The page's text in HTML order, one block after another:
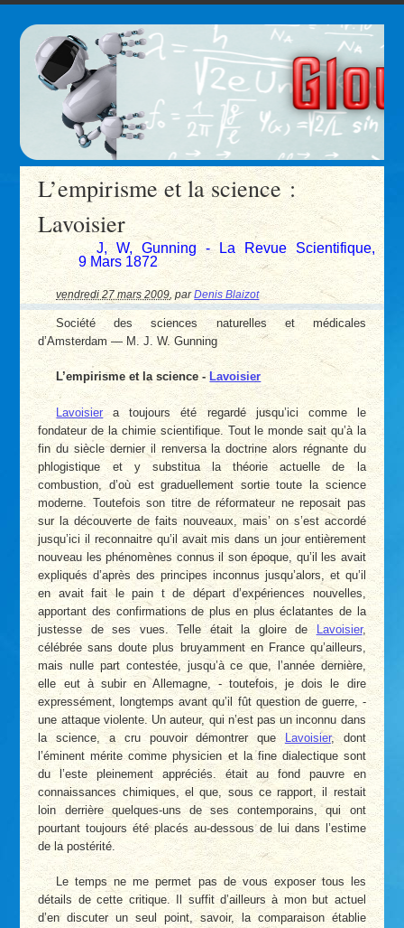
L’empirisme et la science :
Lavoisier
J, W, Gunning - La Revue Scientifique,
9 Mars 1872
vendredi 27 mars 2009 ,parDenis Blaizot
Société des sciences naturelles et médicales
d’Amsterdam — M. J. W. Gunning
L’empirisme et la science - Lavoisier
Lavoisier a toujours été regardé jusqu’ici comme le
fondateur de la chimie scientifique. Tout le monde sait qu’à la
fin du siècle dernier il renversa la doctrine alors régnante du
phlogistique et y substitua la théorie actuelle de la
combustion, d’où est graduellement sortie toute la science
moderne. Toutefois son titre de réformateur ne reposait pas
sur la découverte de faits nouveaux, mais’ on s’est accordé
jusqu’ici il reconnaitre qu’il avait mis dans un jour entièrement
nouveau les phénomènes connus il son époque, qu’il les avait
expliqués d’après des principes inconnus jusqu’alors, et qu’il
en avait fait le pain t de départ d’expériences nouvelles,
apportant des confirmations de plus en plus éclatantes de la
justesse de ses vues. Telle était la gloire de
Lavoisier,
célébrée sans doute plus bruyamment en France qu’ailleurs,
mais nulle part contestée, jusqu’à ce que, l’année dernière,
elle eut à subir en Allemagne, - toutefois, je dois le dire
expressément, longtemps avant qu’il fût question de guerre, -
une attaque violente. Un auteur, qui n’est pas un inconnu dans
la science, a cru pouvoir démontrer que Lavoisier, dont
l’éminent mérite comme physicien et la fine dialectique sont
du l’este pleinement appréciés. était au fond pauvre en
connaissances chimiques, el que, sous ce rapport, il restait
loin derrière quelques-uns de ses contemporains, qui ont
pourtant toujours été placés au-dessous de lui dans l’estime
de la postérité.
Le temps ne me permet pas de vous exposer tous les
détails de cette critique. Il suffit d’ailleurs à mon but actuel
d’en discuter un seul point, savoir, la comparaison établie